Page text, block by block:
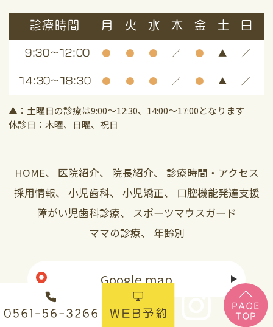
診療時間 月 火 水 木 金 土 日
9:30～12:00 ● ● ● ／ ● ▲ ／
14:30～18:30 ● ● ● ／ ● ▲ ／
▲：土曜日の診療は9:00～12:30、14:00～17:00となります
休診日：木曜、日曜、祝日
HOME、 医院紹介、 院長紹介、 診療時間・アクセス
採用情報、 小児歯科、 小児矯正、
口腔機能発達支援
障がい児歯科診療、
スポーツマウスガード
ママの診療、 年齢別
Google map